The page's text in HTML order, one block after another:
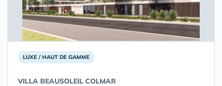
LUXE / HAUT DE GAMME
VILLA BEAUSOLEIL COLMAR